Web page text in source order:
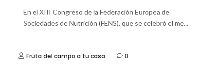
En el XIII Congreso de la Federación Europea de
Sociedades de Nutrición (FENS), que se celebró el me...
Fruta del campo a tu casa 0